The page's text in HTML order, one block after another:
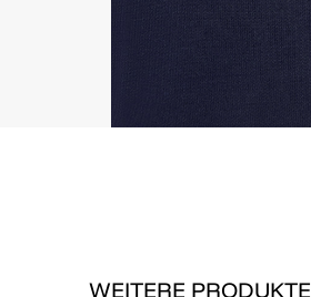
WEITERE PRODUKTE